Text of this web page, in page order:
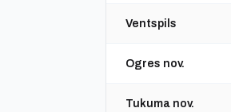
Ventspils
Ogres nov.
Tukuma nov.